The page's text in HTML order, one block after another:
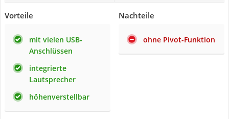
Vorteile
mit vielen USB-
Anschlüssen
integrierte
Lautsprecher
höhenverstellbar
Nachteile
ohne Pivot-Funktion